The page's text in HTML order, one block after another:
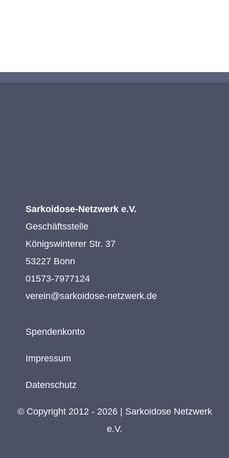
Sarkoidose-Netzwerk e.V.
Geschäftsstelle
Königswinterer Str. 37
53227 Bonn
01573-7977124
verein@sarkoidose-netzwerk.de
Spendenkonto
Impressum
Datenschutz
© Copyright 2012 - 2026 | Sarkoidose Netzwerk
e.V.